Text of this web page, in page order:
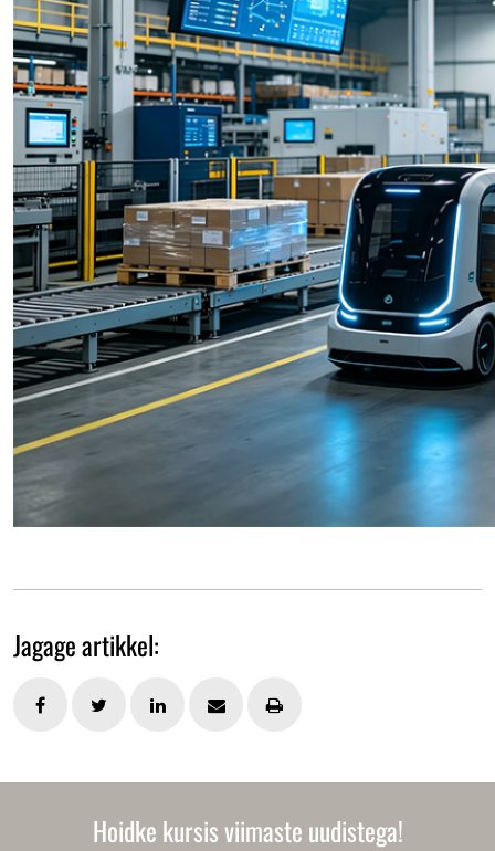
Jagage artikkel:
Hoidke kursis viimaste uudistega!